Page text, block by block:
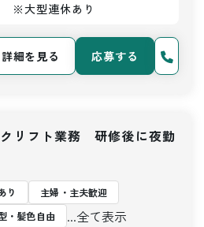
※大型連休あり
詳細を見る 応募する
リフト業務 研修後に夜勤
り
主婦・主夫歓迎
・髪色自由 ...全て表示